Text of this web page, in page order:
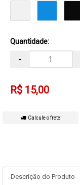
Quantidade:
-
R$ 15,00
Calcule o frete
Descrição do Produto